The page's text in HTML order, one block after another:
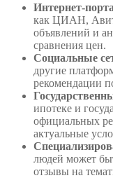
Интернет-
как ЦИАН,
объявлений и
сравнения цен.
Социальные
другие
рекомендации
ипотеке и
официальных
актуальные
людей может
отзывы на